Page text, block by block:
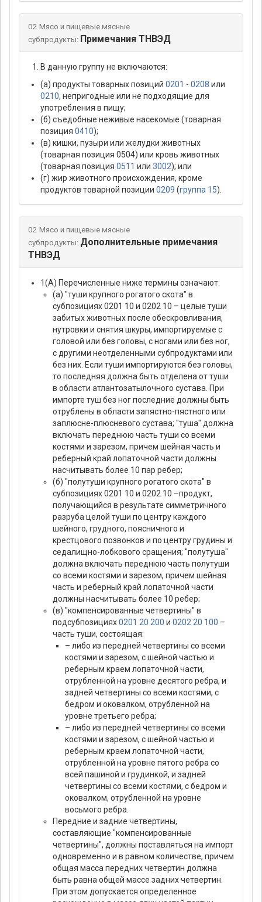
02 Мясо и пищевые мясные
субпродукты: Примечания ТНВЭД
В данную группу не включаются:
(а) продукты товарных позиций 0201 - 0208 или
0210, непригодные или не подходящие для
употребления в пищу;
(б) съедобные неживые насекомые (товарная
позиция 0410);
(в) кишки, пузыри или желудки животных
(товарная позиция 0504) или кровь животных
(товарная позиция 0511 или 3002); или
(г) жир животного происхождения, кроме
продуктов товарной позиции 0209 (группа 15).
02 Мясо и пищевые мясные
субпродукты: Дополнительные примечания
ТНВЭД
1(А) Перечисленные ниже термины означают:
(а) "туши крупного рогатого скота" в
субпозициях 0201 10 и 0202 10 – целые туши
забитых животных после обескровливания,
нутровки и снятия шкуры, импортируемые с
головой или без головы, с ногами или без ног,
с другими неотделенными субпродуктами или
без них. Если туши импортируются без головы,
то последняя должна быть отделена от туши
в области атлантозатылочного сустава. При
импорте туш без ног последние должны быть
отрублены в области запястно-пястного или
заплюсне-плюсневого сустава; "туша" должна
включать переднюю часть туши со всеми
костями и зарезом, причем шейная часть и
реберный край лопаточной части должны
насчитывать более 10 пар ребер;
(б) "полутуши крупного рогатого скота" в
субпозициях 0201 10 и 0202 10 –продукт,
получающийся в результате симметричного
разруба целой туши по центру каждого
шейного, грудного, поясничного и
крестцового позвонков и по центру грудины и
седалищно-лобкового сращения; "полутуша"
должна включать переднюю часть полутуши
со всеми костями и зарезом, причем шейная
часть и реберный край лопаточной части
должны насчитывать более 10 ребер;
(в) "компенсированные четвертины" в
подсубпозициях0201 20 200 и 0202 20 100 –
часть туши, состоящая:
– либо из передней четвертины со всеми
костями и зарезом, с шейной частью и
реберным краем лопаточной части,
отрубленной на уровне десятого ребра, и
задней четвертины со всеми костями, с
бедром и оковалком, отрубленной на
уровне третьего ребра;
– либо из передней четвертины со всеми
костями и зарезом, с шейной частью и
реберным краем лопаточной части,
отрубленной на уровне пятого ребра со
всей пашиной и грудинкой, и задней
четвертины со всеми костями, с бедром и
оковалком, отрубленной на уровне
восьмого ребра.
Передние и задние четвертины,
составляющие "компенсированные
четвертины", должны поставляться на импорт
одновременно и в равном количестве, причем
общая масса передних четвертин должна
быть равна общей массе задних четвертин.
При этом допускается определенное